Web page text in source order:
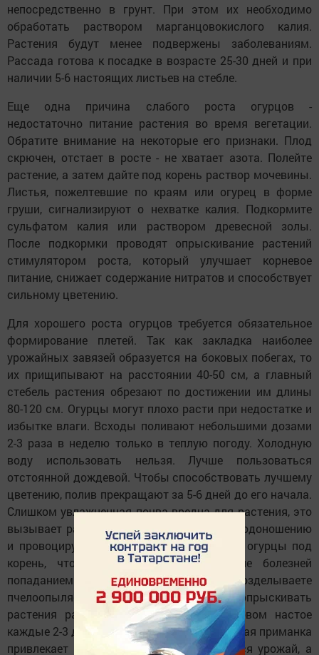
непосредственно в грунт. При этом их необходимо
обработать раствором марганцовокислого калия.
Растения будут менее подвержены заболеваниям.
Рассада готова к посадке в возрасте 25-30 дней и при
наличии 5-6 настоящих листьев на стебле.
Еще одна причина слабого роста огурцов -
недостаточно питание растения во время вегетации.
Обратите внимание на некоторые его признаки. Плод
скрючен, отстает в росте - не хватает азота. Полейте
растение, а затем дайте под корень раствор мочевины.
Листья, пожелтевшие по краям или огурец в форме
груши, сигнализируют о нехватке калия. Подкормите
сульфатом калия или раствором древесной золы.
После подкормки проводят опрыскивание растений
стимулятором роста, который улучшает корневое
питание, снижает содержание нитратов и способствует
сильному цветению.
Для хорошего роста огурцов требуется обязательное
формирование плетей. Так как закладка наиболее
урожайных завязей образуется на боковых побегах, то
их прищипывают на расстоянии 40-50 см, а главный
стебель растения обрезают по достижении им длины
80-120 см. Огурцы могут плохо расти при недостатке и
избытке влаги. Всходы поливают небольшими дозами
2-3 раза в неделю только в теплую погоду. Холодную
воду использовать нельзя. Лучше пользоваться
отстоянной дождевой. Чтобы способствовать лучшему
цветению, полив прекращают за 5-6 дней до его начала.
Слишком увлажненная почва вредна для растения, это
вызывает разрастание плетей в ущерб плодоношению
и провоцирует развитие гнили. Поливают огурцы под
корень, чтобы не вызвать возбуждение болезней
попаданием влаги на листья. Если вы возделываете
пчелоопыляемые сорта, желательно опрыскивать
растения раствором сахара на мелиссовом настое
каждые 2-3 дня до окончания цветения. Такая приманка
привлекает пчел. В результате повышается урожай, а